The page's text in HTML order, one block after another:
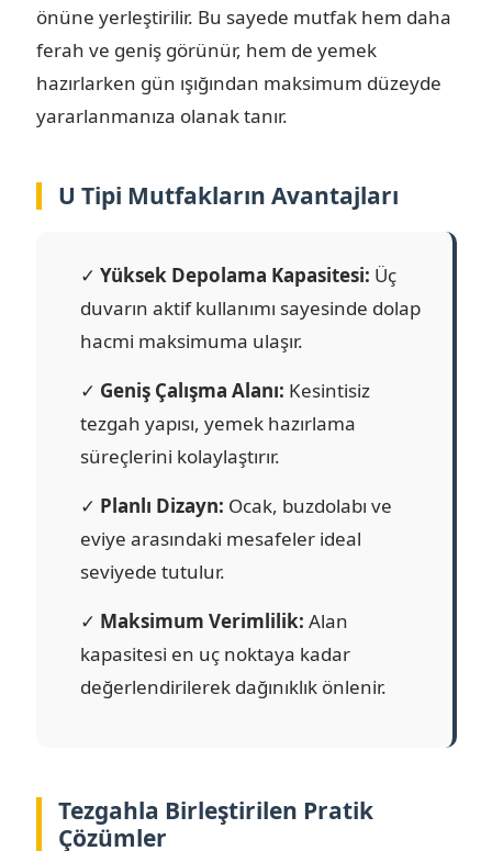
önüne yerleştirilir. Bu sayede mutfak hem daha
ferah ve geniş görünür, hem de yemek
hazırlarken gün ışığından maksimum düzeyde
yararlanmanıza olanak tanır.
U Tipi Mutfakların Avantajları
✓ Yüksek Depolama Kapasitesi: Üç
duvarın aktif kullanımı sayesinde dolap
hacmi maksimuma ulaşır.
✓ Geniş Çalışma Alanı: Kesintisiz
tezgah yapısı, yemek hazırlama
süreçlerini kolaylaştırır.
✓ Planlı Dizayn: Ocak, buzdolabı ve
eviye arasındaki mesafeler ideal
seviyede tutulur.
✓ Maksimum Verimlilik: Alan
kapasitesi en uç noktaya kadar
değerlendirilerek dağınıklık önlenir.
Tezgahla Birleştirilen Pratik
Çözümler